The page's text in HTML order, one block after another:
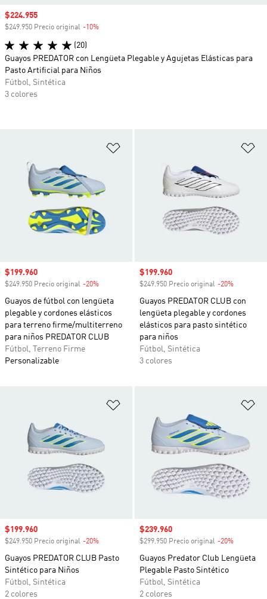
Precio de venta
$199.960
$249.950 Precio original -20%
Guayos de fútbol con lengüeta
plegable y cordones elásticos
para terreno firme/multiterreno
para niños PREDATOR CLUB
Fútbol, Terreno Firme
Personalizable
Precio de venta
$199.960
$249.950 Precio original -20%
Guayos PREDATOR CLUB con
lengüeta plegable y cordones
elásticos para pasto sintético
para niños
Fútbol, Sintética
3 colores
Precio de venta
$199.960
$249.950 Precio original -20%
Guayos PREDATOR CLUB Pasto
Sintético para Niños
Fútbol, Sintética
2 colores
Precio de venta
$239.960
$299.950 Precio original -20%
Guayos Predator Club Lengüeta
Plegable Pasto Sintético
Fútbol, Sintética
2 colores
Precio de venta
$224.955
$249.950 Precio original -10%
(20)
Guayos PREDATOR con Lengüeta Plegable y Agujetas Elásticas para
Pasto Artificial para Niños
Fútbol, Sintética
3 colores